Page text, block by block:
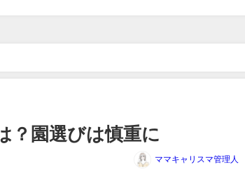
？園選びは慎重に
ママキャリスマ管理人